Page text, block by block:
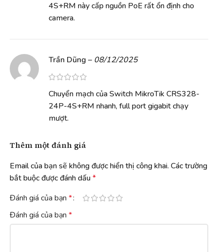
4S+RM này cấp nguồn PoE rất ổn định cho
camera.
Trần Dũng – 08/12/2025
Chuyển mạch của Switch MikroTik CRS328-
24P-4S+RM nhanh, full port gigabit chạy
mượt.
Thêm một đánh giá
Email của bạn sẽ không được hiển thị công khai. Các trường
bắt buộc được đánh dấu*
Đánh giá của bạn *
Đánh giá của bạn *